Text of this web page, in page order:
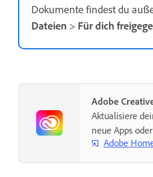
Dokumente findest du
Dateien > Für dich
Adobe
Aktualisiere
neue Apps
Adobe